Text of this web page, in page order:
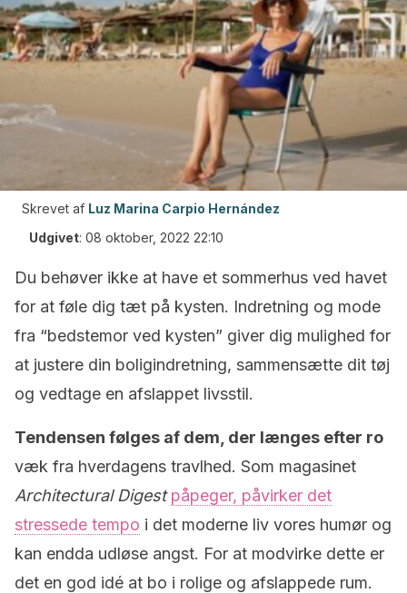
Skrevet af Luz Marina Carpio Hernández
Udgivet: 08 oktober, 2022 22:10
Du behøver ikke at have et sommerhus ved havet
for at føle dig tæt på kysten. Indretning og mode
fra “bedstemor ved kysten” giver dig mulighed for
at justere din boligindretning, sammensætte dit tøj
og vedtage en afslappet livsstil.
Tendensen følges af dem, der længes efter ro
væk fra hverdagens travlhed. Som magasinet
Architectural Digest påpeger, påvirker det
stressede tempo i det moderne liv vores humør og
kan endda udløse angst. For at modvirke dette er
det en god idé at bo i rolige og afslappede rum.